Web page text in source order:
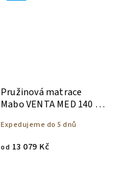
Pružinová matrace
Mabo VENTA MED 140 x
Expedujeme do 5 dnů
od 13 079 Kč